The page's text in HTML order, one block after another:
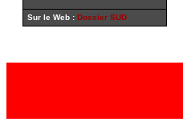
Sur le Web : Dossier SUD